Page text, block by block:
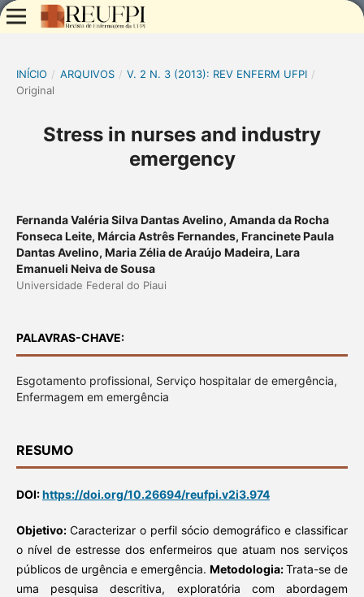
INÍCIO / ARQUIVOS / V. 2 N. 3 (2013): REV ENFERM UFPI /
Original
Stress in nurses and industry
emergency
Fernanda Valéria Silva Dantas Avelino, Amanda da Rocha
Fonseca Leite, Márcia Astrês Fernandes, Francinete Paula
Dantas Avelino, Maria Zélia de Araújo Madeira, Lara
Emanueli Neiva de Sousa
Universidade Federal do Piaui
PALAVRAS-CHAVE:
Esgotamento profissional, Serviço hospitalar de emergência,
Enfermagem em emergência
RESUMO
DOI:https://doi.org/10.26694/reufpi.v2i3.974
Objetivo: Caracterizar o perfil sócio demográfico e classificar
o nível de estresse dos enfermeiros que atuam nos serviços
públicos de urgência e emergência.Metodologia:Trata-se de
uma pesquisa descritiva, exploratória com abordagem